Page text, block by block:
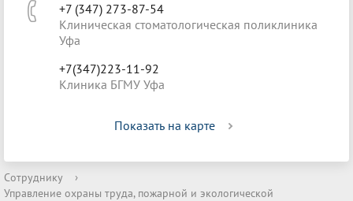
+7 (347) 273-87-54
Клиническая стоматологическая поликлиника
Уфа
+7(347)223-11-92
Клиника БГМУ Уфа
Показать на карте
Сотруднику
›
Управление охраны труда, пожарной и экологической